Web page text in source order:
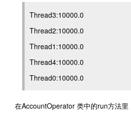
Thread3:10000.0
Thread2:10000.0
Thread1:10000.0
Thread4:10000.0
Thread0:10000.0
在AccountOperator 类中的run方法